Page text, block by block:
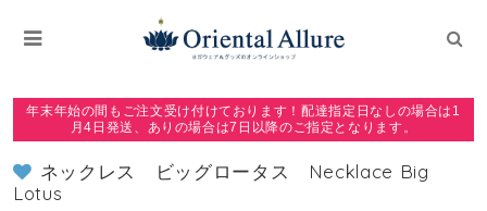
年末年始の間もご注文受け付けております！配達指定日なしの場合は1
月4日発送、ありの場合は7日以降のご指定となります。
ネックレス ビッグロータス Necklace Big
Lotus